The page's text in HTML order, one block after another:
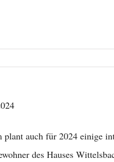
plant auch für 2024 einige
des Hauses